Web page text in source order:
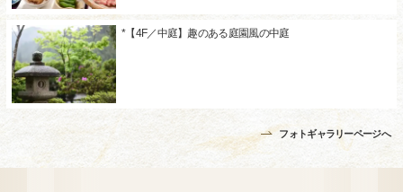
*【4F／中庭】趣のある庭園風の中庭
フォトギャラリーページへ